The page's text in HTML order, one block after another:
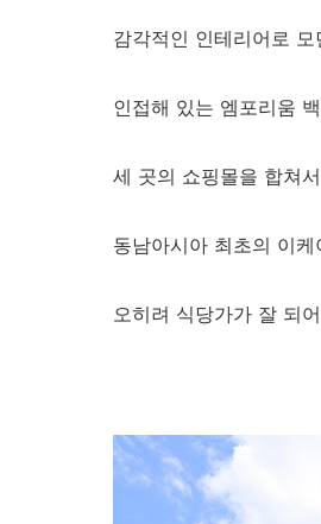
감각적인 인테리어로
인접해 있는 엠포리움
세 곳의 쇼핑몰을 합쳐
동남아시아 최초의 이케
오히려 식당가가 잘 되